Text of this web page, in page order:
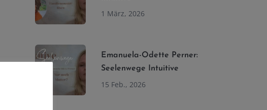
1 März, 2026
Emanuela-Odette Perner:
Seelenwege Intuitive
15 Feb., 2026